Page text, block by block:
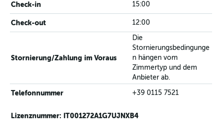
Check-in 15:00
Check-out 12:00
Stornierung/Zahlung im Voraus
Die
Stornierungsbedingunge
n hängen vom
Zimmertyp und dem
Anbieter ab.
Telefonnummer +39 0115 7521
Lizenznummer: IT001272A1G7UJNXB4